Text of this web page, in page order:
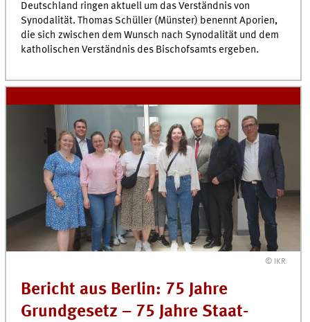
Deutschland ringen aktuell um das Verständnis von
Synodalität. Thomas Schüller (Münster) benennt Aporien,
die sich zwischen dem Wunsch nach Synodalität und dem
katholischen Verständnis des Bischofsamts ergeben.
© IKR
Bericht aus Berlin: 75 Jahre
Grundgesetz – 75 Jahre Staat-